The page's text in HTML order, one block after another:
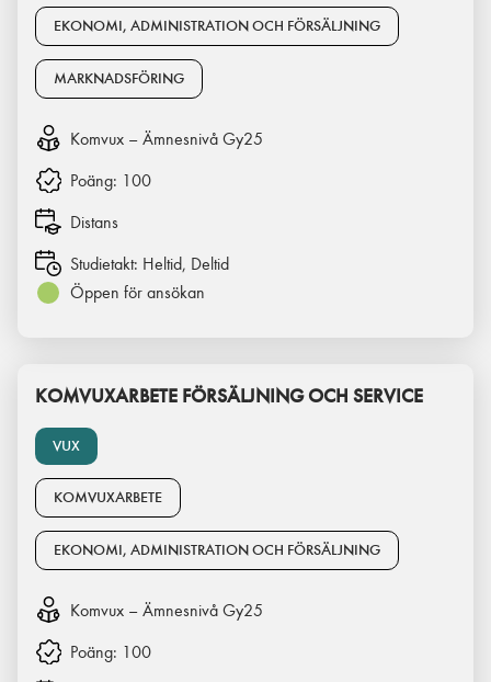
EKONOMI, ADMINISTRATION OCH FÖRSÄLJNING
MARKNADSFÖRING
Komvux – Ämnesnivå Gy25
Poäng: 100
Distans
Studietakt: Heltid, Deltid
Öppen för ansökan
VUX
KOMVUXARBETE FÖRSÄLJNING OCH SERVICE
KOMVUXARBETE
EKONOMI, ADMINISTRATION OCH FÖRSÄLJNING
Komvux – Ämnesnivå Gy25
Poäng: 100